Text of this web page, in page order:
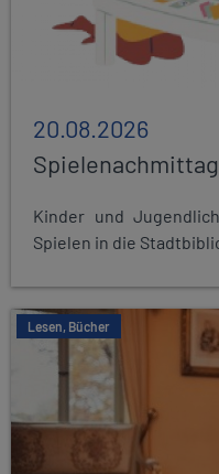
20.08.2026
Kinder und
Spielen in die
Lesen, Bücher